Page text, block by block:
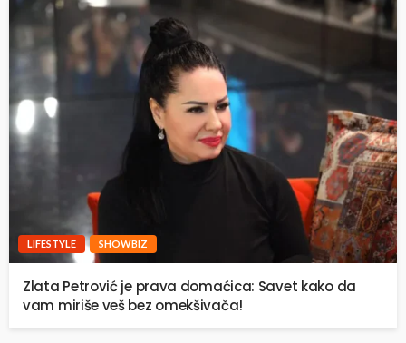
LIFESTYLE SHOWBIZ
Zlata Petrović je prava domaćica: Savet kako da
vam miriše veš bez omekšivača!